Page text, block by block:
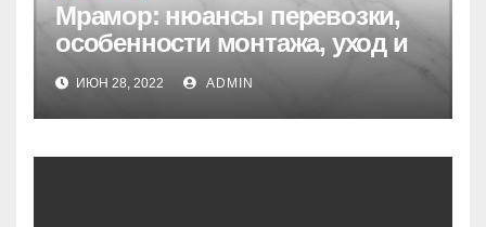
Мрамор: нюансы перевозки,
особенности монтажа, уход и
реставрация
ИЮН 28, 2022 ADMIN